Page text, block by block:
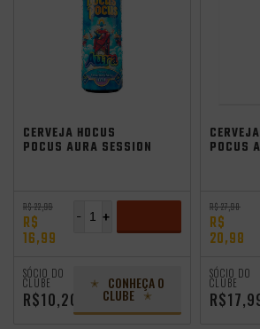
CERVEJA HOCUS
POCUS AURA SESSION
R$ 22,99
R$
16,99
+
-
SÓCIO DO
CLUBE
R$10,20
CONHEÇA O
CLUBE
POCUS
R$ 27,98
R$
20,98
SÓCIO DO
CLUBE
R$17,99